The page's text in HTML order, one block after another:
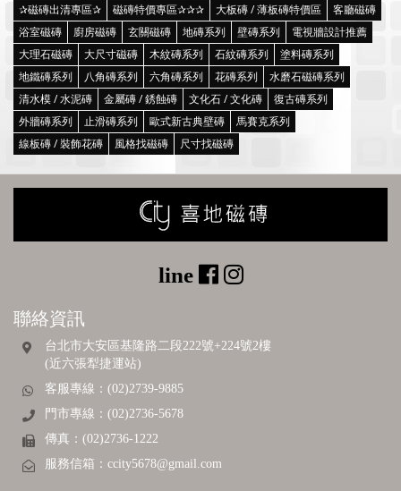
✰磁磚出清專區✰
磁磚特價專區✰✰✰ 大板磚 / 薄板磚特價區
客廳磁磚
浴室磁磚
廚房磁磚 玄關磁磚 地磚系列 壁磚系列
電視牆設計推薦
大理石磁磚
大尺寸磁磚 木紋磚系列 石紋磚系列
塗料磚系列
地鐵磚系列
八角磚系列 六角磚系列 花磚系列
水磨石磁磚系列
清水模 / 水泥磚
金屬磚 / 銹蝕磚 文化石 / 文化磚
復古磚系列
外牆磚系列
止滑磚系列 歐式新古典壁磚
馬賽克系列
線板磚 / 裝飾花磚
風格找磁磚 尺寸找磁磚
聯絡資訊
台北市大安區基隆路二段222號+224號2樓
(近六張犁捷運站)
客服專線：(02)2739-9885
門市專線：(02)2736-5678
傳真：(02)2736-1222
服務信箱： ccity5678@gmail.com